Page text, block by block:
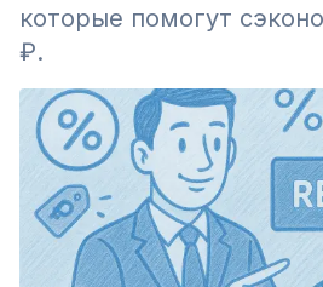
которые помогут
₽.